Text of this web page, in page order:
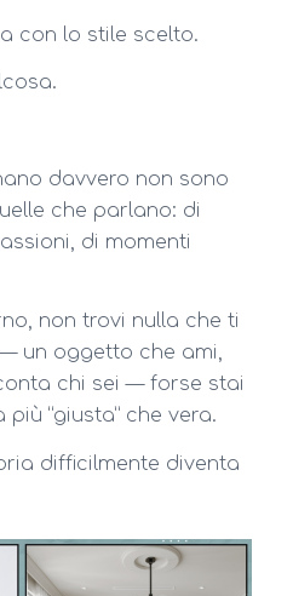
con lo stile scelto.
davvero non sono
che parlano: di
di momenti
non trovi nulla che ti
un oggetto che ami,
chi sei — forse stai
“giusta” che vera.
difficilmente diventa